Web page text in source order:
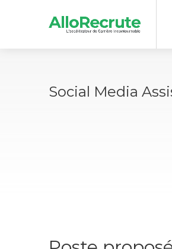
Social Media